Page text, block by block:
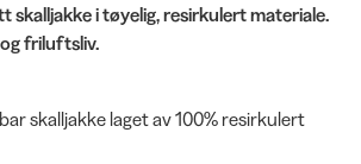
skalljakke i tøyelig, resirkulert materiale.
friluftsliv.
skalljakke laget av 100% resirkulert